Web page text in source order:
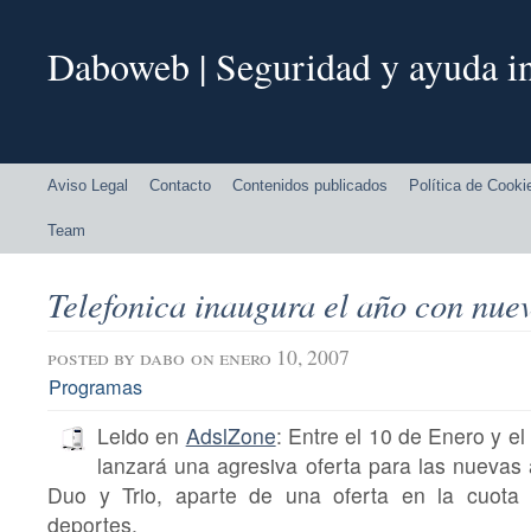
Daboweb | Seguridad y ayuda
Aviso Legal Contacto Contenidos publicados Política de
Team
Telefonica inaugura el año con
posted by dabo on enero 10, 2007
Programas
Leido en AdslZone: Entre el 10 de Enero y
lanzará una agresiva oferta para las
Duo y Trio, aparte de una oferta en la cuota
deportes.